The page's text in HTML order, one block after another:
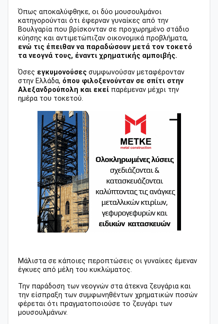
Όπως αποκαλύφθηκε, οι δύο μουσουλμάνοι
κατηγορούνται ότι έφερναν γυναίκες από την
Βουλγαρία που βρίσκονταν σε προχωρημένο στάδιο
κύησης και αντιμετώπιζαν οικονομικά προβλήματα,
ενώ τις έπειθαν να παραδώσουν μετά τον τοκετό
τα νεογνά τους, έναντι χρηματικής αμποιβής.
Όσες εγκυμονούσες συμφωνούσαν μεταφέρονταν
στην Ελλάδα, όπου φιλοξενούνταν σε σπίτι στην
Αλεξανδρούπολη και εκεί παρέμεναν μέχρι την
ημέρα του τοκετού.
Μάλιστα σε κάποιες περοπτώσεις οι γυναίκες έμεναν
έγκυες από μέλη του κυκλώματος.
Την παράδοση των νεογνών στα άτεκνα ζευγάρια και
την είσπραξη των συμφωνηθέντων χρηματικών ποσών
φέρεται ότι πραγματοποιούσε το ζευγάρι των
μουσουλμάνων.